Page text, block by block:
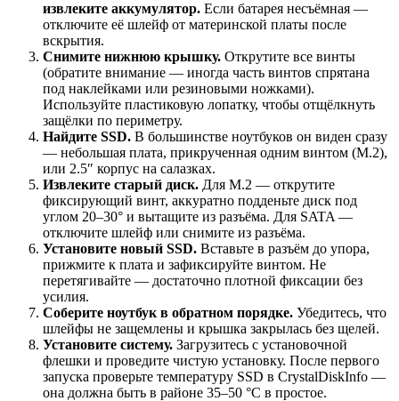
извлеките аккумулятор. Если батарея несъёмная —
отключите её шлейф от материнской платы после
вскрытия.
Снимите нижнюю крышку. Открутите все винты
(обратите внимание — иногда часть винтов спрятана
под наклейками или резиновыми ножками).
Используйте пластиковую лопатку, чтобы отщёлкнуть
защёлки по периметру.
Найдите SSD. В большинстве ноутбуков он виден сразу
— небольшая плата, прикрученная одним винтом (M.2),
или 2.5″ корпус на салазках.
Извлеките старый диск. Для M.2 — открутите
фиксирующий винт, аккуратно подденьте диск под
углом 20–30° и вытащите из разъёма. Для SATA —
отключите шлейф или снимите из разъёма.
Установите новый SSD. Вставьте в разъём до упора,
прижмите к плата и зафиксируйте винтом. Не
перетягивайте — достаточно плотной фиксации без
усилия.
Соберите ноутбук в обратном порядке. Убедитесь, что
шлейфы не защемлены и крышка закрылась без щелей.
Установите систему. Загрузитесь с установочной
флешки и проведите чистую установку. После первого
запуска проверьте температуру SSD в CrystalDiskInfo —
она должна быть в районе 35–50 °C в простое.